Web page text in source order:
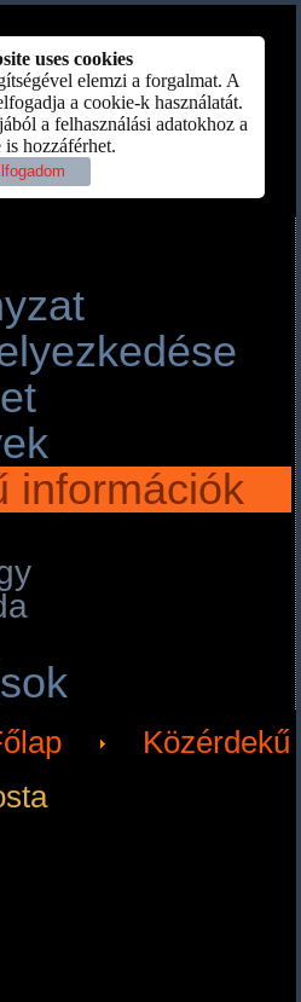
uses cookies
elemzi a forgalmat. A
a cookie-k használatát.
a felhasználási adatokhoz a
hozzáférhet.
információk
Közérdekű